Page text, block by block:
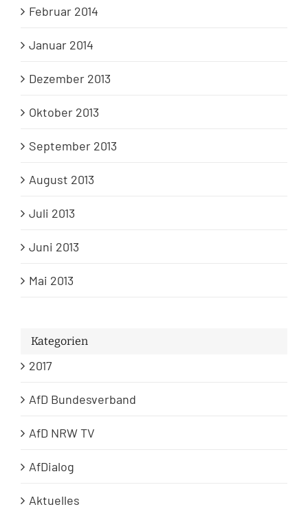
Februar 2014
Januar 2014
Dezember 2013
Oktober 2013
September 2013
August 2013
Juli 2013
Juni 2013
Mai 2013
Kategorien
2017
AfD Bundesverband
AfD NRW TV
AfDialog
Aktuelles